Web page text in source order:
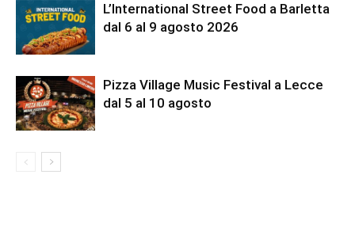
L’International Street Food a Barletta
dal 6 al 9 agosto 2026
Pizza Village Music Festival a Lecce
dal 5 al 10 agosto